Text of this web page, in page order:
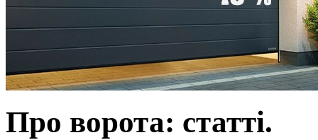
Про ворота: статті.